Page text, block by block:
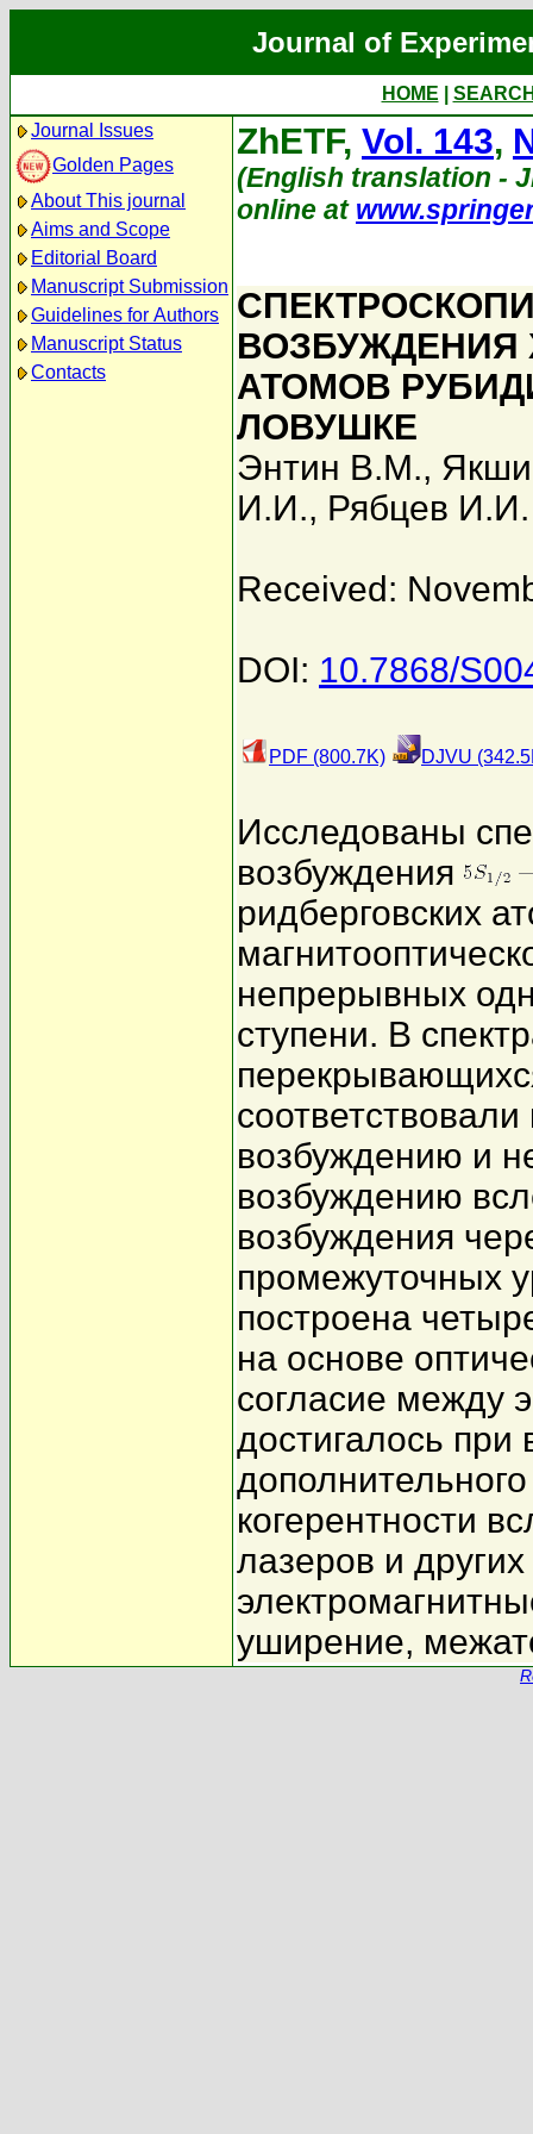
Journal of
HOME
Journal Issues
Golden Pages
About This journal
Aims and Scope
Editorial Board
Manuscript Submission
Guidelines for Authors
Manuscript Status
Contacts
ZhETF, Vol. 143,
(English translation -
online at
ВОЗБУЖДЕНИЯ
АТОМОВ
ЛОВУШКЕ
Энтин В.М.,
И.И., Рябцев И.И.
Received:
DOI: 10.7868/
PDF (800.7K) DJVU
Исследованы
возбуждения
ридберговских
непрерывных
ступени. В
возбуждению и
возбуждению
возбуждения
промежуточных
построена
на основе
согласие между
достигалось
когерентности
лазеров и
уширение,